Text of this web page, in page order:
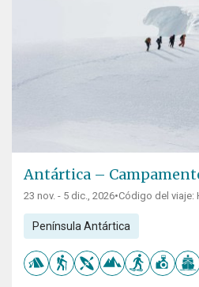
Antártica –
23 nov. - 5 dic., 2026•Código del viaje:
Península Antártica